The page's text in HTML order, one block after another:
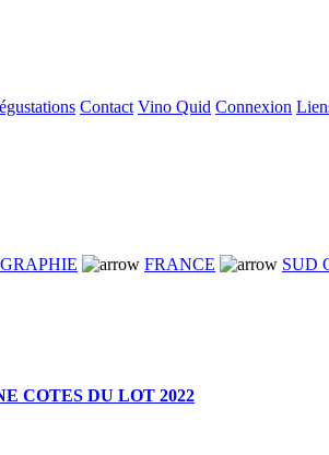
Contact Vino Quid Connexion
FRANCE SUD
COTES DU LOT 2022